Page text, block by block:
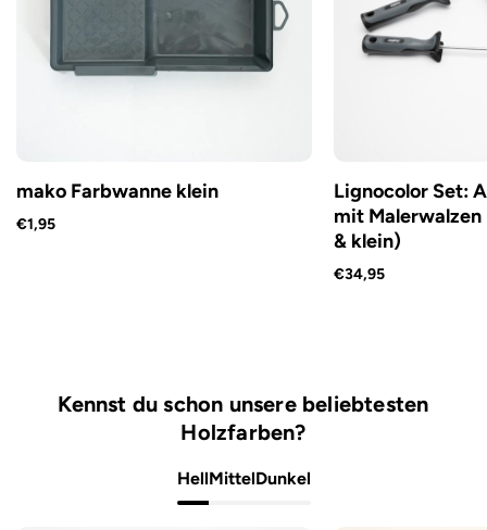
mako Farbwanne klein
€1,95
Lignocolor Set:
mit
& klein)
€34,95
Kennst du schon unsere beliebtesten
Holzfarben?
HellMittelDunkel